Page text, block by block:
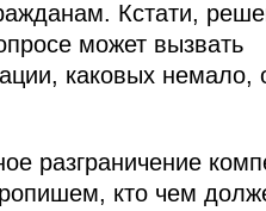
Кстати,
может вызвать
каковых немало,
разграничение
кто чем